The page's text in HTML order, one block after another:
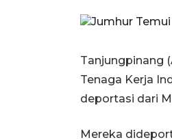
Tanjungpinang
Tenaga Kerja
deportasi dari
Mereka